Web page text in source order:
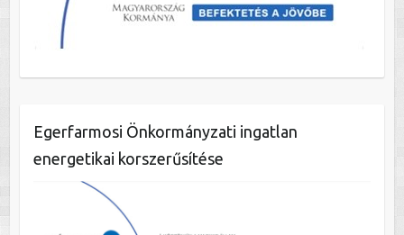
Egerfarmosi Önkormányzati ingatlan
energetikai korszerűsítése